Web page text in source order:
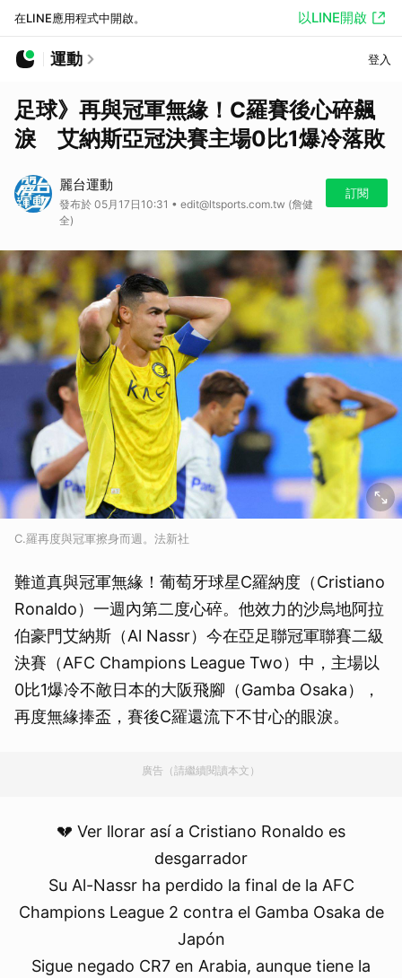
在LINE應用程式中開啟。 以LINE開啟
運動 登入
足球》再與冠軍無緣！C羅賽後心碎飆
淚 艾納斯亞冠決賽主場0比1爆冷落敗
麗台運動
發布於 05月17日10:31 • edit@ltsports.com.tw (詹健
全)
訂閱
C.羅再度與冠軍擦身而週。法新社
難道真與冠軍無緣！葡萄牙球星C羅納度（Cristiano
Ronaldo）一週內第二度心碎。他效力的沙烏地阿拉
伯豪門艾納斯（Al Nassr）今在亞足聯冠軍聯賽二級
決賽（AFC Champions League Two）中，主場以
0比1爆冷不敵日本的大阪飛腳（Gamba Osaka），
再度無緣捧盃，賽後C羅還流下不甘心的眼淚。
廣告（請繼續閱讀本文）
💔 Ver llorar así a Cristiano Ronaldo es
desgarrador
Su Al-Nassr ha perdido la final de la AFC
Champions League 2 contra el Gamba Osaka de
Japón
Sigue negado CR7 en Arabia, aunque tiene la